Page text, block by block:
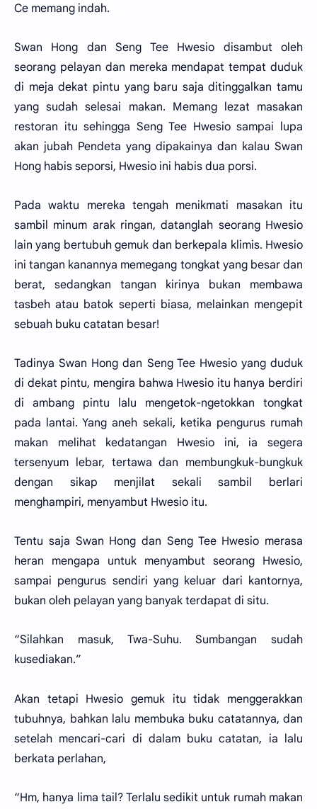
Ce memang indah.
Swan Hong dan Seng Tee Hwesio disambut oleh
seorang pelayan dan mereka mendapat tempat duduk
di meja dekat pintu yang baru saja ditinggalkan tamu
yang sudah selesai makan. Memang lezat masakan
restoran itu sehingga Seng Tee Hwesio sampai lupa
akan jubah Pendeta yang dipakainya dan kalau Swan
Hong habis seporsi, Hwesio ini habis dua porsi.
Pada waktu mereka tengah menikmati masakan itu
sambil minum arak ringan, datanglah seorang Hwesio
lain yang bertubuh gemuk dan berkepala klimis. Hwesio
ini tangan kanannya memegang tongkat yang besar dan
berat, sedangkan tangan kirinya bukan membawa
tasbeh atau batok seperti biasa, melainkan mengepit
sebuah buku catatan besar!
Tadinya Swan Hong dan Seng Tee Hwesio yang duduk
di dekat pintu, mengira bahwa Hwesio itu hanya berdiri
di ambang pintu lalu mengetok-ngetokkan tongkat
pada lantai. Yang aneh sekali, ketika pengurus rumah
makan melihat kedatangan Hwesio ini, ia segera
tersenyum lebar, tertawa dan membungkuk-bungkuk
dengan sikap menjilat sekali sambil berlari
menghampiri, menyambut Hwesio itu.
Tentu saja Swan Hong dan Seng Tee Hwesio merasa
heran mengapa untuk menyambut seorang Hwesio,
sampai pengurus sendiri yang keluar dari kantornya,
bukan oleh pelayan yang banyak terdapat di situ.
“Silahkan masuk, Twa-Suhu. Sumbangan sudah
kusediakan.”
Akan tetapi Hwesio gemuk itu tidak menggerakkan
tubuhnya, bahkan lalu membuka buku catatannya, dan
setelah mencari-cari di dalam buku catatan, ia lalu
berkata perlahan,
“Hm, hanya lima tail? Terlalu sedikit untuk rumah makan